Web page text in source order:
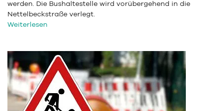
werden. Die Bushaltestelle wird vorübergehend in die
Nettelbeckstraße verlegt.
Weiterlesen